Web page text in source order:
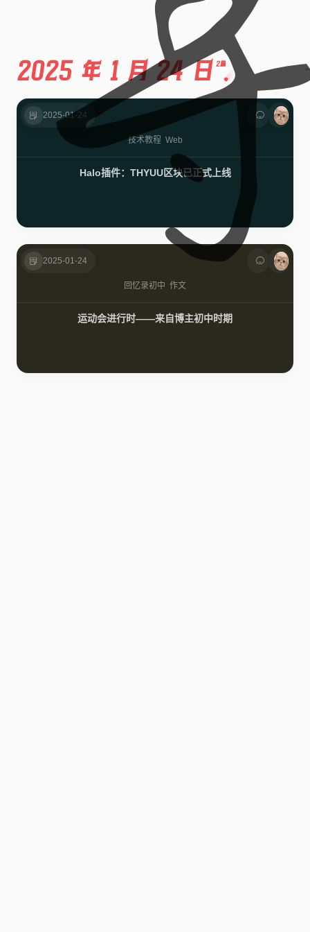
2025 年 1 月 24 日 2篇
2025-01-24
技术教程 Web
Halo插件：THYUU区块已正式上线
2025-01-24
回忆录初中 作文
运动会进行时——来自博主初中时期